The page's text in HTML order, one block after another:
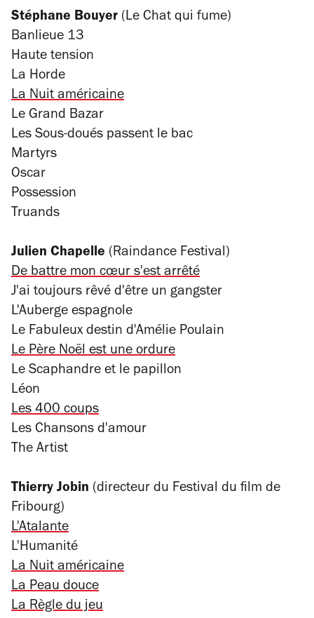
Stéphane Bouyer (Le Chat qui fume)
Banlieue 13
Haute tension
La Horde
La Nuit américaine
Le Grand Bazar
Les Sous-doués passent le bac
Martyrs
Oscar
Possession
Truands
Julien Chapelle (Raindance Festival)
De battre mon cœur s'est arrêté
J'ai toujours rêvé d'être un gangster
L'Auberge espagnole
Le Fabuleux destin d'Amélie Poulain
Le Père Noël est une ordure
Le Scaphandre et le papillon
Léon
Les 400 coups
Les Chansons d'amour
The Artist
Thierry Jobin (directeur du Festival du film de
Fribourg)
L'Atalante
L'Humanité
La Nuit américaine
La Peau douce
La Règle du jeu